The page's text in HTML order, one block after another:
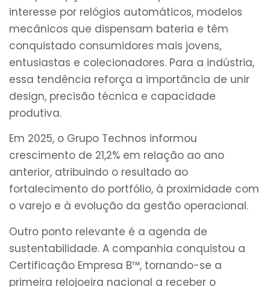
interesse por relógios automáticos, modelos
mecânicos que dispensam bateria e têm
conquistado consumidores mais jovens,
entusiastas e colecionadores. Para a indústria,
essa tendência reforça a importância de unir
design, precisão técnica e capacidade
produtiva.
Em 2025, o Grupo Technos informou
crescimento de 21,2% em relação ao ano
anterior, atribuindo o resultado ao
fortalecimento do portfólio, à proximidade com
o varejo e à evolução da gestão operacional.
Outro ponto relevante é a agenda de
sustentabilidade. A companhia conquistou a
Certificação Empresa B™, tornando-se a
primeira relojoeira nacional a receber o